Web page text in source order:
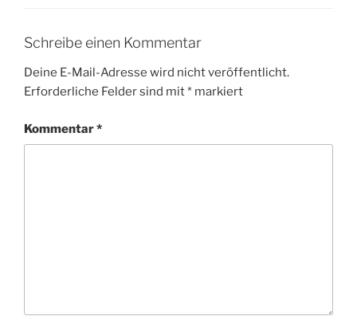
Schreibe einen Kommentar
Deine E-Mail-Adresse wird nicht veröffentlicht.
Erforderliche Felder sind mit* markiert
Kommentar*